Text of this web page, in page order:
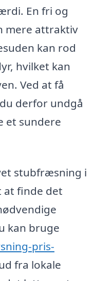
En fri og
mere attraktiv
kan rod
hvilket kan
Ved at få
derfor undgå
et sundere
stubfræsning i
at finde det
kan bruge
pris-
fra lokale